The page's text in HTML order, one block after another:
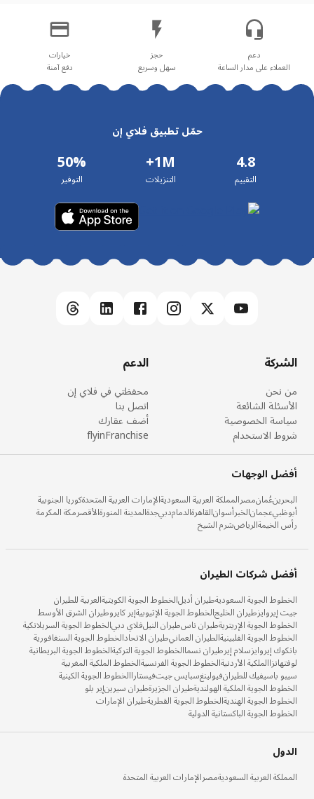
دعم
العملاء على مدار الساعة
حجز
سهل وسريع
خيارات
دفع آمنة
حمّل تطبيق فلاي إن
4.8
التقييم
1M+
التنزيلات
50%
التوفير
الشركة
من نحن
الأسئلة الشائعة
سياسة الخصوصية
شروط الاستخدام
الدعم
محفظتي في فلاي إن
اتصل بنا
أضف عقارك
flyinFranchise
أفضل الوجهات
البحرينعُمانمصرالمملكة العربية السعوديةالإمارات العربية المتحدةكوريا الجنوبية
أبوظبيعجمانالخبرأسوانالقاهرةالدمامدبيجدةالمدينة المنورةالأقصرمكة المكرمة
رأس الخيمةالرياضشرم الشيخ
أفضل شركات الطيران
الخطوط الجوية السعوديةطيران أديلالخطوط الجوية الكويتيةالعربية للطيران
جيت إيروايزطيران الخليجالخطوط الجوية الإثيوبيةإير كايروطيران الشرق الأوسط
الخطوط الجوية الإريتريةطيران ناسطيران النيلفلاي دبيالخطوط الجوية السريلانكية
الخطوط الجوية الفلبينيةالطيران العمانيطيران الاتحادالخطوط الجوية السنغافورية
بانكوك إيروايزسلام إيرطيران نسماالخطوط الجوية التركيةالخطوط الجوية البريطانية
لوفتهانزاالملكية الأردنيةالخطوط الجوية الفرنسيةالخطوط الملكية المغربية
سيبو باسيفيك للطيرانفيولينغسبايس جيتفيستاراالخطوط الجوية الكينية
الخطوط الجوية الملكية الهولنديةطيران الجزيرةطيران سيرينإير بلو
الخطوط الجوية الهنديةالخطوط الجوية القطريةطيران الإمارات
الخطوط الجوية الباكستانية الدولية
الدول
المملكة العربية السعوديةمصرالإمارات العربية المتحدة